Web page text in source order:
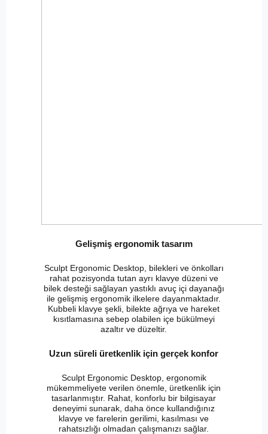
Gelişmiş ergonomik tasarım
Sculpt Ergonomic Desktop, bilekleri ve önkolları
rahat pozisyonda tutan ayrı klavye düzeni ve
bilek desteği sağlayan yastıklı avuç içi dayanağı
ile gelişmiş ergonomik ilkelere dayanmaktadır.
Kubbeli klavye şekli, bilekte ağrıya ve hareket
kısıtlamasına sebep olabilen içe bükülmeyi
azaltır ve düzeltir.
Uzun süreli üretkenlik için gerçek konfor
Sculpt Ergonomic Desktop, ergonomik
mükemmeliyete verilen önemle, üretkenlik için
tasarlanmıştır. Rahat, konforlu bir bilgisayar
deneyimi sunarak, daha önce kullandığınız
klavye ve farelerin gerilimi, kasılması ve
rahatsızlığı olmadan çalışmanızı sağlar.